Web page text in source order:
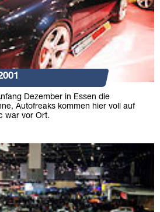
Dezember in Essen die
Autofreaks kommen hier voll auf
war vor Ort.